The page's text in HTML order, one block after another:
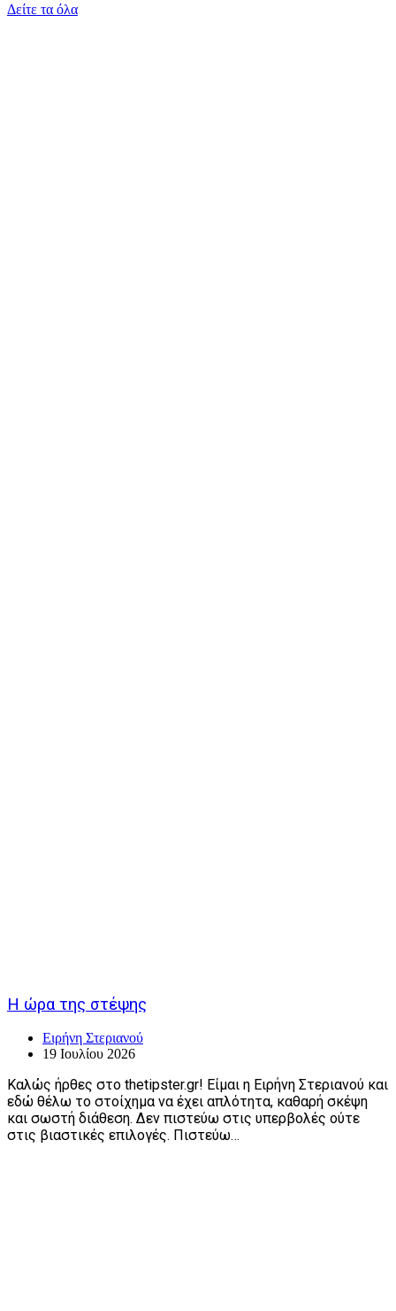
Δείτε τα όλα
Η ώρα της στέψης
Ειρήνη Στεριανού
19 Ιουλίου 2026
Καλώς ήρθες στο thetipster.gr! Είμαι η Ειρήνη Στεριανού και
εδώ θέλω το στοίχημα να έχει απλότητα, καθαρή σκέψη
και σωστή διάθεση. Δεν πιστεύω στις υπερβολές ούτε
στις βιαστικές επιλογές. Πιστεύω…